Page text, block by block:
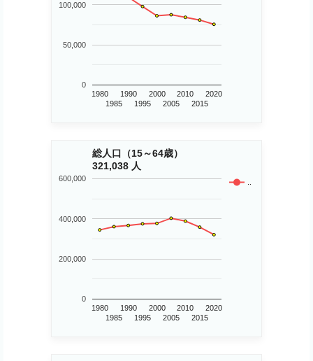
1980
1985
1990
1995
2000
2005
2010
2015
2020
0
50,000
100,000
総人口（15～64歳）
321,038 人
..
1980
1985
1990
1995
2000
2005
2010
2015
2020
0
200,000
400,000
600,000